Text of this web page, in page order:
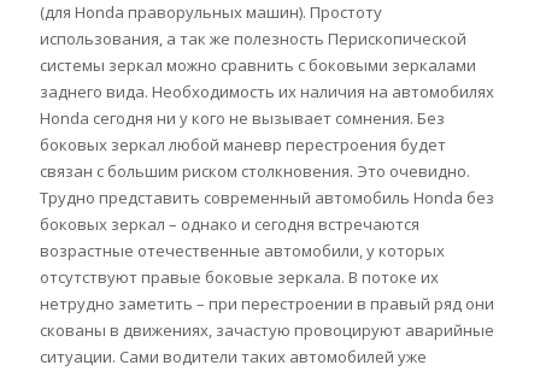
(для Honda праворульных машин). Простоту
использования, а так же полезность Перископической
системы зеркал можно сравнить с боковыми зеркалами
заднего вида. Необходимость их наличия на автомобилях
Honda сегодня ни у кого не вызывает сомнения. Без
боковых зеркал любой маневр перестроения будет
связан с большим риском столкновения. Это очевидно.
Трудно представить современный автомобиль Honda без
боковых зеркал – однако и сегодня встречаются
возрастные отечественные автомобили, у которых
отсутствуют правые боковые зеркала. В потоке их
нетрудно заметить – при перестроении в правый ряд они
скованы в движениях, зачастую провоцируют аварийные
ситуации. Сами водители таких автомобилей уже